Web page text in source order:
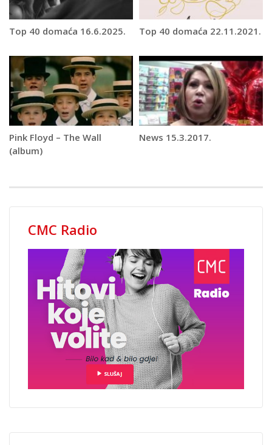
Top 40 domaća 16.6.2025. Top 40 domaća 22.11.2021.
Pink Floyd – The Wall
(album)
News 15.3.2017.
CMC Radio